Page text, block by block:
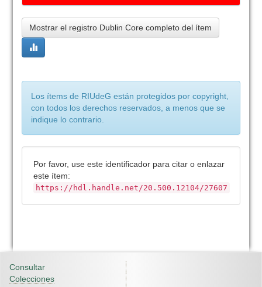
Mostrar el registro Dublin Core completo del ítem
Los ítems de RIUdeG están protegidos por copyright,
con todos los derechos reservados, a menos que se
indique lo contrario.
Por favor, use este identificador para citar o enlazar
este ítem:
https://hdl.handle.net/20.500.12104/27607
Consultar
Colecciones